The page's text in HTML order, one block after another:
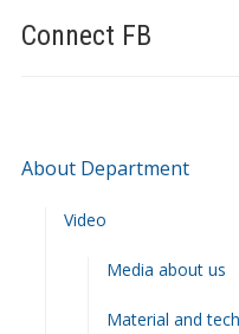
Connect FB
About Department
Video
Media about us
Material and